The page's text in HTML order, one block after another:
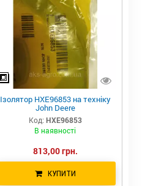
Ізолятор HXE96853 на техніку
John Deere
Код: HXE96853
В наявності
813,00 грн.
КУПИТИ